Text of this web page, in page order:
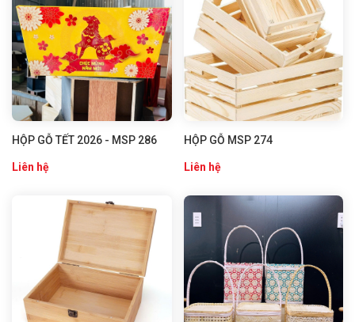
HỘP GỖ TẾT 2026 - MSP 286
Liên hệ
HỘP GỖ MSP 274
Liên hệ